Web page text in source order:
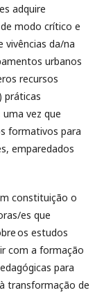
adquire
modo crítico e
vivências da/na
urbanos
recursos
práticas
vez que
formativos para
emparedados
constituição o
es que
os estudos
com a formação
para
transformação de